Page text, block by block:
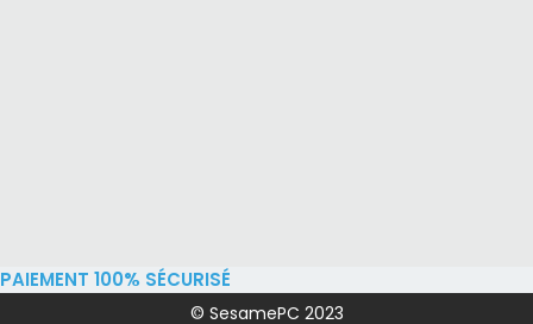
PAIEMENT 100% SÉCURISÉ
© SesamePC 2023